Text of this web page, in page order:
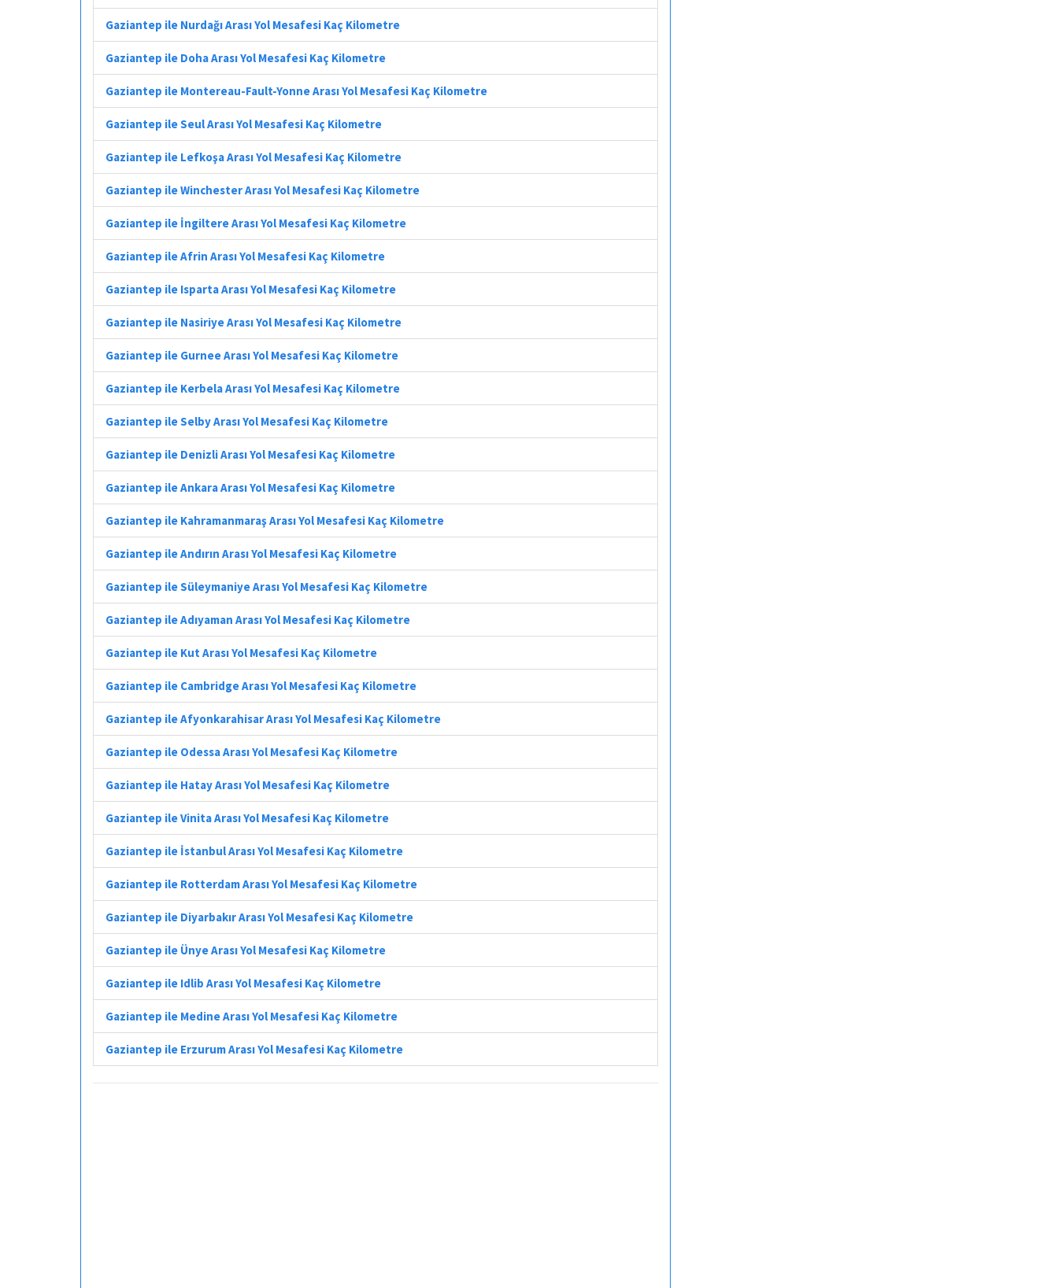
Gaziantep ile Nurdağı Arası Yol Mesafesi Kaç Kilometre
Gaziantep ile Doha Arası Yol Mesafesi Kaç Kilometre
Gaziantep ile Montereau-Fault-Yonne Arası Yol Mesafesi Kaç Kilometre
Gaziantep ile Seul Arası Yol Mesafesi Kaç Kilometre
Gaziantep ile Lefkoşa Arası Yol Mesafesi Kaç Kilometre
Gaziantep ile Winchester Arası Yol Mesafesi Kaç Kilometre
Gaziantep ile İngiltere Arası Yol Mesafesi Kaç Kilometre
Gaziantep ile Afrin Arası Yol Mesafesi Kaç Kilometre
Gaziantep ile Isparta Arası Yol Mesafesi Kaç Kilometre
Gaziantep ile Nasiriye Arası Yol Mesafesi Kaç Kilometre
Gaziantep ile Gurnee Arası Yol Mesafesi Kaç Kilometre
Gaziantep ile Kerbela Arası Yol Mesafesi Kaç Kilometre
Gaziantep ile Selby Arası Yol Mesafesi Kaç Kilometre
Gaziantep ile Denizli Arası Yol Mesafesi Kaç Kilometre
Gaziantep ile Ankara Arası Yol Mesafesi Kaç Kilometre
Gaziantep ile Kahramanmaraş Arası Yol Mesafesi Kaç Kilometre
Gaziantep ile Andırın Arası Yol Mesafesi Kaç Kilometre
Gaziantep ile Süleymaniye Arası Yol Mesafesi Kaç Kilometre
Gaziantep ile Adıyaman Arası Yol Mesafesi Kaç Kilometre
Gaziantep ile Kut Arası Yol Mesafesi Kaç Kilometre
Gaziantep ile Cambridge Arası Yol Mesafesi Kaç Kilometre
Gaziantep ile Afyonkarahisar Arası Yol Mesafesi Kaç Kilometre
Gaziantep ile Odessa Arası Yol Mesafesi Kaç Kilometre
Gaziantep ile Hatay Arası Yol Mesafesi Kaç Kilometre
Gaziantep ile Vinita Arası Yol Mesafesi Kaç Kilometre
Gaziantep ile İstanbul Arası Yol Mesafesi Kaç Kilometre
Gaziantep ile Rotterdam Arası Yol Mesafesi Kaç Kilometre
Gaziantep ile Diyarbakır Arası Yol Mesafesi Kaç Kilometre
Gaziantep ile Ünye Arası Yol Mesafesi Kaç Kilometre
Gaziantep ile Idlib Arası Yol Mesafesi Kaç Kilometre
Gaziantep ile Medine Arası Yol Mesafesi Kaç Kilometre
Gaziantep ile Erzurum Arası Yol Mesafesi Kaç Kilometre